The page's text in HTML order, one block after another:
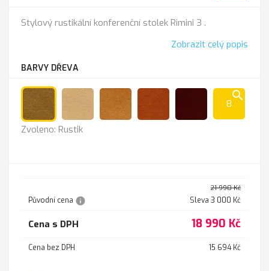
Stylový rustikální konferenční stolek Rimini 3 .
Zobrazit celý popis
BARVY DŘEVA
Rustik
search
8
Zvoleno: Rustik
Původní cena info
21 990 Kč
Sleva 3 000 Kč
Cena s DPH 18 990 Kč
Cena bez DPH 15 694 Kč